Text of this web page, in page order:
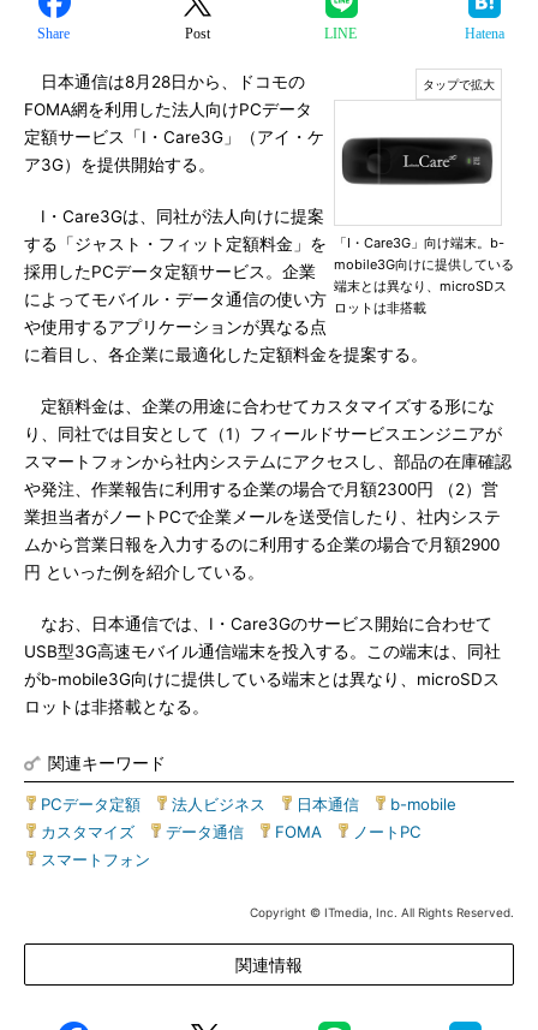
Share Post LINE Hatena
「I・Care3G」向け端末。b-
mobile3G向けに提供している
端末とは異なり、microSDス
ロットは非搭載
日本通信は8月28日から、ドコモの
FOMA網を利用した法人向けPCデータ
定額サービス「I・Care3G」（アイ・ケ
ア3G）を提供開始する。
I・Care3Gは、同社が法人向けに提案
する「ジャスト・フィット定額料金」を
採用したPCデータ定額サービス。企業
によってモバイル・データ通信の使い方
や使用するアプリケーションが異なる点
に着目し、各企業に最適化した定額料金を提案する。
定額料金は、企業の用途に合わせてカスタマイズする形にな
り、同社では目安として（1）フィールドサービスエンジニアが
スマートフォンから社内システムにアクセスし、部品の在庫確認
や発注、作業報告に利用する企業の場合で月額2300円 （2）営
業担当者がノートPCで企業メールを送受信したり、社内システ
ムから営業日報を入力するのに利用する企業の場合で月額2900
円 といった例を紹介している。
なお、日本通信では、I・Care3Gのサービス開始に合わせて
USB型3G高速モバイル通信端末を投入する。この端末は、同社
がb-mobile3G向けに提供している端末とは異なり、microSDス
ロットは非搭載となる。
関連キーワード
PCデータ定額 法人ビジネス 日本通信 b-mobile
カスタマイズ
データ通信 FOMA ノートPC
スマートフォン
Copyright © ITmedia, Inc. All Rights Reserved.
関連情報